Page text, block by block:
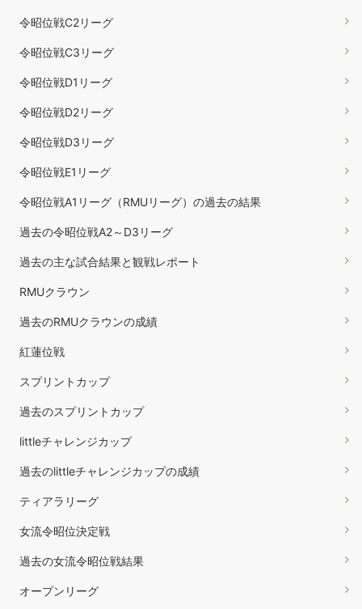
令昭位戦C2リーグ
令昭位戦C3リーグ
令昭位戦D1リーグ
令昭位戦D2リーグ
令昭位戦D3リーグ
令昭位戦E1リーグ
令昭位戦A1リーグ（RMUリーグ）の過去の結果
過去の令昭位戦A2～D3リーグ
過去の主な試合結果と観戦レポート
RMUクラウン
過去のRMUクラウンの成績
紅蓮位戦
スプリントカップ
過去のスプリントカップ
littleチャレンジカップ
過去のlittleチャレンジカップの成績
ティアラリーグ
女流令昭位決定戦
過去の女流令昭位戦結果
オープンリーグ